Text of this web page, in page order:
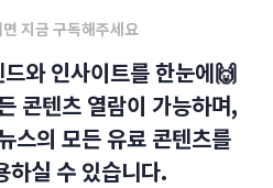
지금 구독해주세요
와 인사이트를 한눈에🙌
콘텐츠 열람이 가능하며,
스의 모든 유료 콘텐츠를
하실 수 있습니다.